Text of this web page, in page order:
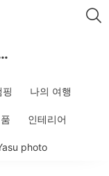
나의 여행
인테리어
photo